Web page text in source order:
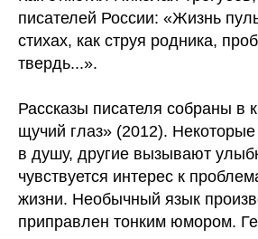
писателей России: «Жизнь
стихах, как струя родника,
твердь...».
Рассказы писателя собраны в
щучий глаз» (2012).
в душу, другие вызывают
чувствуется интерес к
жизни. Необычный язык
приправлен тонким юмором.